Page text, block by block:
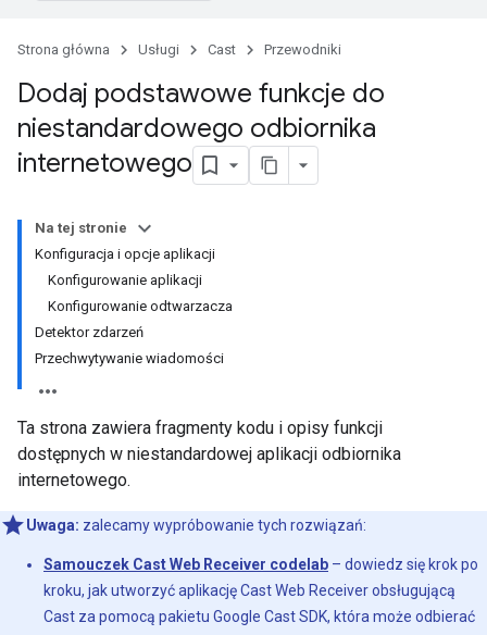
Strona główna Usługi Cast Przewodniki
Dodaj podstawowe funkcje do
niestandardowego odbiornika
internetowego
Na tej stronie
Konfiguracja i opcje aplikacji
Konfigurowanie aplikacji
Konfigurowanie odtwarzacza
Detektor zdarzeń
Przechwytywanie wiadomości
Ta strona zawiera fragmenty kodu i opisy funkcji
dostępnych w niestandardowej aplikacji odbiornika
internetowego.
Uwaga: zalecamy wypróbowanie tych rozwiązań:
Samouczek Cast Web Receiver codelab – dowiedz się krok po
kroku, jak utworzyć aplikację Cast Web Receiver obsługującą
Cast za pomocą pakietu Google Cast SDK, która może odbierać